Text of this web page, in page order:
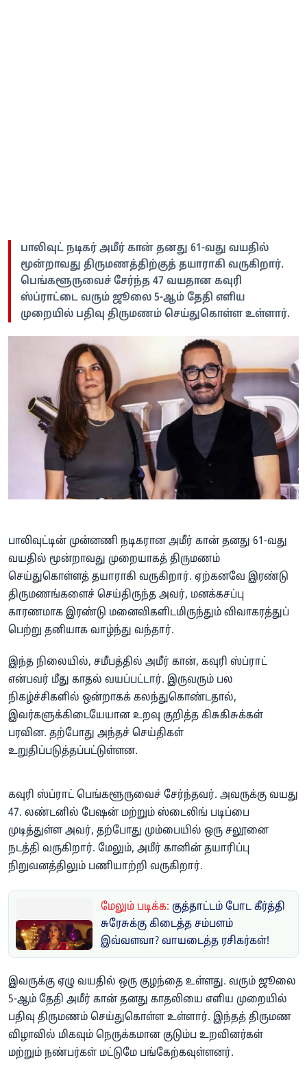
பாலிவுட் நடிகர் அமீர் கான் தனது 61-வது வயதில்
மூன்றாவது திருமணத்திற்குத் தயாராகி வருகிறார்.
பெங்களூருவைச் சேர்ந்த 47 வயதான கவுரி
ஸ்ப்ராட்டை வரும் ஜூலை 5-ஆம் தேதி எளிய
முறையில் பதிவு திருமணம் செய்துகொள்ள உள்ளார்.
பாலிவுட்டின் முன்னணி நடிகரான அமீர் கான் தனது 61-வது
வயதில் மூன்றாவது முறையாகத் திருமணம்
செய்துகொள்ளத் தயாராகி வருகிறார். ஏற்கனவே இரண்டு
திருமணங்களைச் செய்திருந்த அவர், மனக்கசப்பு
காரணமாக இரண்டு மனைவிகளிடமிருந்தும் விவாகரத்துப்
பெற்று தனியாக வாழ்ந்து வந்தார்.
இந்த நிலையில், சமீபத்தில் அமீர் கான், கவுரி ஸ்ப்ராட்
என்பவர் மீது காதல் வயப்பட்டார். இருவரும் பல
நிகழ்ச்சிகளில் ஒன்றாகக் கலந்துகொண்டதால்,
இவர்களுக்கிடையேயான உறவு குறித்த கிசுகிசுக்கள்
பரவின. தற்போது அந்தச் செய்திகள்
உறுதிப்படுத்தப்பட்டுள்ளன.
கவுரி ஸ்ப்ராட் பெங்களூருவைச் சேர்ந்தவர். அவருக்கு வயது
47. லண்டனில் பேஷன் மற்றும் ஸ்டைலிங் படிப்பை
முடித்துள்ள அவர், தற்போது மும்பையில் ஒரு சலூனை
நடத்தி வருகிறார். மேலும், அமீர் கானின் தயாரிப்பு
நிறுவனத்திலும் பணியாற்றி வருகிறார்.
மேலும் படிக்க: குத்தாட்டம் போட கீர்த்தி
சுரேசுக்கு கிடைத்த சம்பளம்
இவ்வளவா? வாயடைத்த ரசிகர்கள்!
இவருக்கு ஏழு வயதில் ஒரு குழந்தை உள்ளது. வரும் ஜூலை
5-ஆம் தேதி அமீர் கான் தனது காதலியை எளிய முறையில்
பதிவு திருமணம் செய்துகொள்ள உள்ளார். இந்தத் திருமண
விழாவில் மிகவும் நெருக்கமான குடும்ப உறவினர்கள்
மற்றும் நண்பர்கள் மட்டுமே பங்கேற்கவுள்ளனர்.